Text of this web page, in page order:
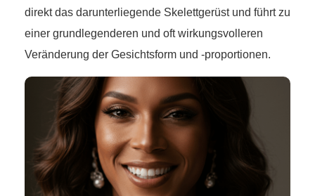
direkt das darunterliegende Skelettgerüst und führt zu
einer grundlegenderen und oft wirkungsvolleren
Veränderung der Gesichtsform und -proportionen.